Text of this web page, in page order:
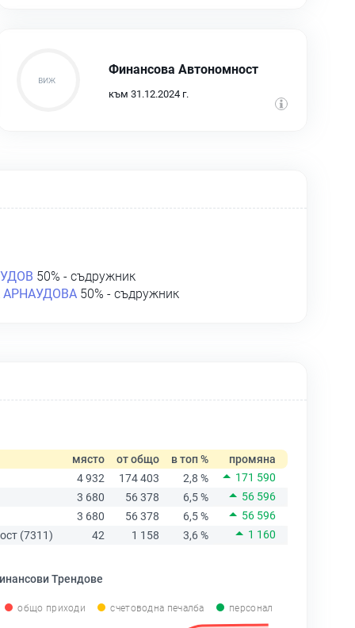
Финансова Автономност
към 31.12.2024 г.
50% - съдружник
50% - съдружник
място от общо в топ %
промяна
4 932
174 403 2,8 %
171 590
3 680
56 378 6,5 %
56 596
3 680
56 378 6,5 %
56 596
(7311)
42 1 158 3,6 % 1 160
Трендове
общо приходи счетоводна печалба персонал